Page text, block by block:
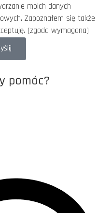
moich danych
Zapoznałem się także
(zgoda wymagana)
pomóc?